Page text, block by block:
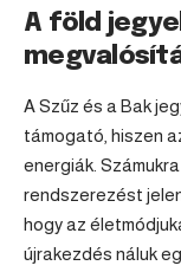
A föld
A Szűz és a Bak
támogató, hiszen
energiák.
rendszerezést
hogy az
újrakezdés náluk